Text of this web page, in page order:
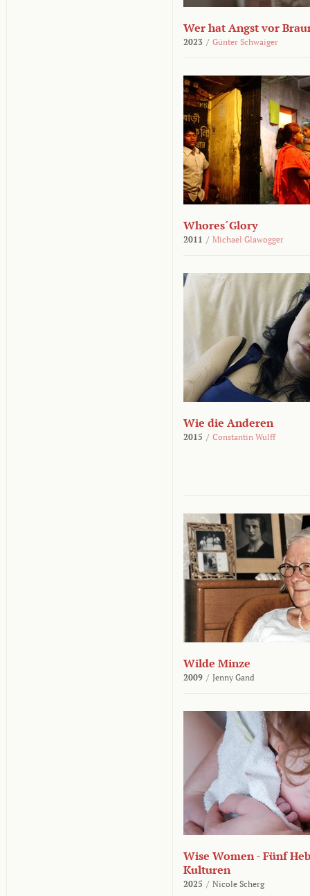
Wer hat Angst vor
2023 / Günter Schwaiger
Whores´Glory
2011 / Michael Glawogger
Wie die Anderen
2015 / Constantin Wulff
Wilde Minze
2009 / Jenny Gand
Wise Women - Fünf
Kulturen
2025 / Nicole Scherg